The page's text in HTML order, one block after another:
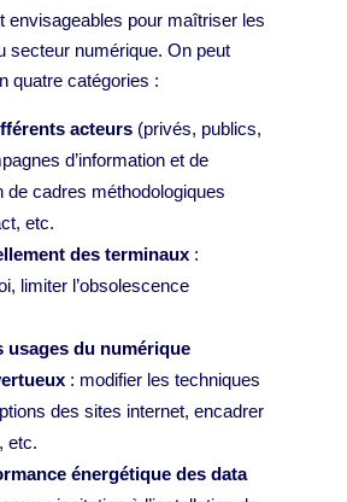
envisageables pour maîtriser les
secteur numérique. On peut
quatre catégories :
acteurs (privés, publics,
d’information et de
de cadres méthodologiques
etc.
des terminaux :
limiter l’obsolescence
usages du numérique
: modifier les techniques
des sites internet, encadrer
etc.
énergétique des data